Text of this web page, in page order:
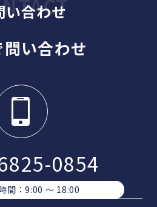
い合わせ
い合わせ
0854
間：9:00 〜 18:00